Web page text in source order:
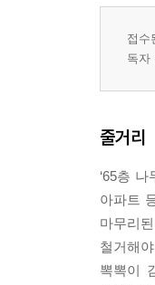
접수
독자
줄거리
‘65층
아파트
마무리
철거해
뽁뽁이